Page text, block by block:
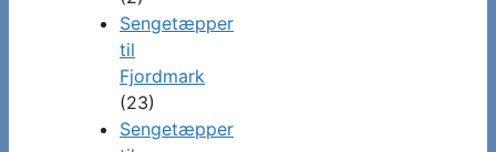
Sengetæpper
til
Fjordmark
(23)
Sengetæpper